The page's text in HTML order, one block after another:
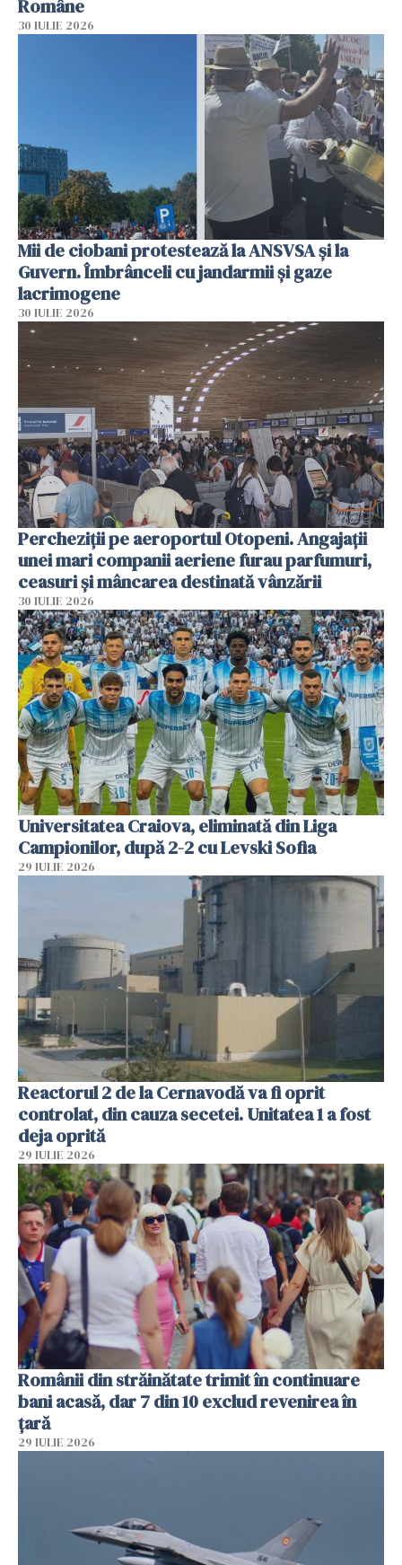
Române
30 IULIE 2026
Mii de ciobani protestează la ANSVSA și la
Guvern. Îmbrânceli cu jandarmii și gaze
lacrimogene
30 IULIE 2026
Percheziții pe aeroportul Otopeni. Angajații
unei mari companii aeriene furau parfumuri,
ceasuri și mâncarea destinată vânzării
30 IULIE 2026
Universitatea Craiova, eliminată din Liga
Campionilor, după 2-2 cu Levski Sofia
29 IULIE 2026
Reactorul 2 de la Cernavodă va fi oprit
controlat, din cauza secetei. Unitatea 1 a fost
deja oprită
29 IULIE 2026
Românii din străinătate trimit în continuare
bani acasă, dar 7 din 10 exclud revenirea în
țară
29 IULIE 2026